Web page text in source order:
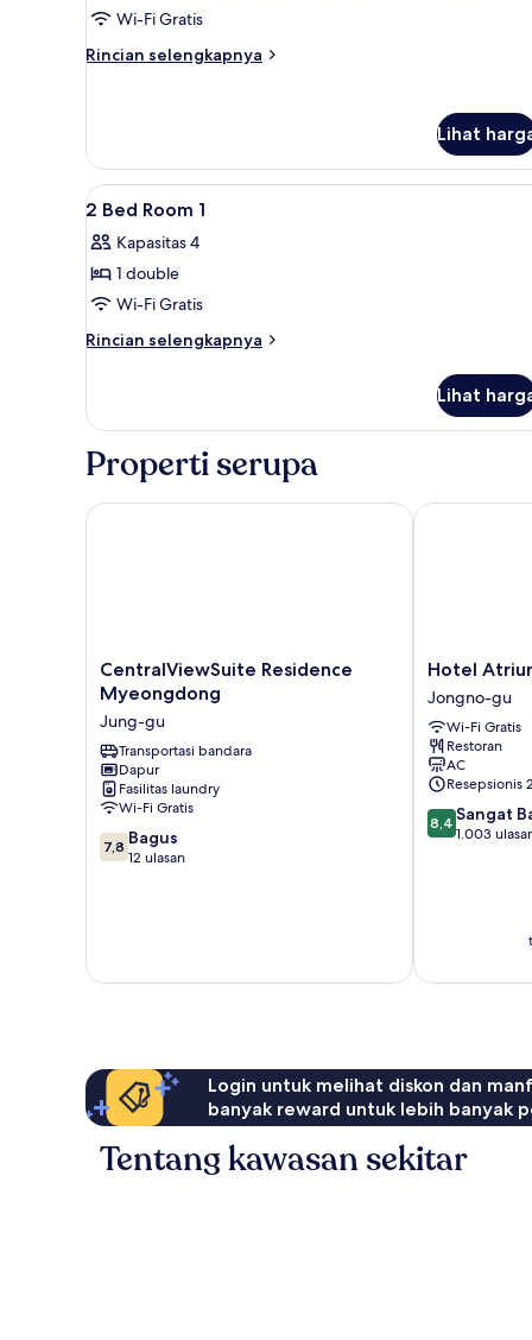
Wi-Fi Gratis
Rincian selengkapnya
Rincian
Twin
Comfort
Lihat
Lihat
semua
foto
untuk
2
Bed
Tirai kedap cahaya, setrika/
14
2 Bed Room 1
Kapasitas 4
1 double
Wi-Fi Gratis
Rincian selengkapnya
Rincian
2
Room
Lihat
Properti serupa
CentralViewSuite
Residence
Myeongdong
Jung-
gu
CentralViewSuite Residence
Myeongdong
Jung-gu
Transportasi bandara
Dapur
Fasilitas laundry
Wi-Fi Gratis
7.8
dari
7,8 Bagus
12 ulasan
CentralViewSuite Residence Myeongdong
Hotel
Atrium
Seoul
Jongno
Jongno-
gu
Hotel
Jongno-gu
Wi-Fi Gratis
Restoran
AC
Resepsionis
8.4
dari
8,4 Sangat
1.003
Hotel Atrium
Login untuk melihat diskon dan
banyak reward untuk lebih banyak
Tentang kawasan sekitar